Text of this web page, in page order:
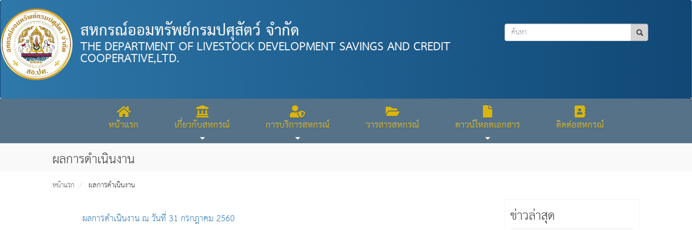
สหกรณ์ออมทรัพย์กรมปศุสัตว์ จำกัด
THE DEPARTMENT OF LIVESTOCK DEVELOPMENT SAVINGS AND CREDIT
COOPERATIVE,LTD.
หน้าแรก เกี่ยวกับสหกรณ์ การบริการสหกรณ์ วารสารสหกรณ์ ดาวน์โหลดเอกสาร ติดต่อสหกรณ์
ผลการดำเนินงาน
หน้าแรก ผลการดำเนินงาน
ผลการดำเนินงาน ณ วันที่ 31 กรกฎาคม 2560 ข่าวล่าสุด